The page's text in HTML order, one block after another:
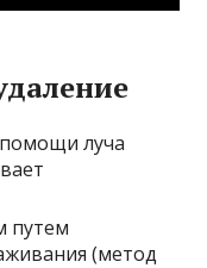
луча
путем
(метод